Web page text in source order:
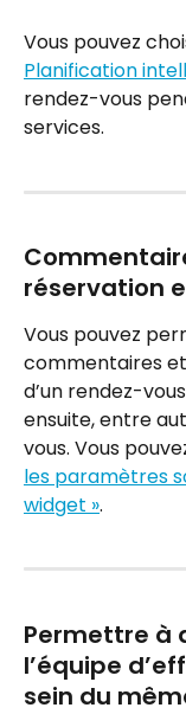
Vous pouvez
Planification
rendez-vous
services.
réservation
Vous pouvez
commentaires
d’un rendez-
ensuite, entre
vous. Vous
les paramètres
widget ».
Permettre à
l’équipe
sein du